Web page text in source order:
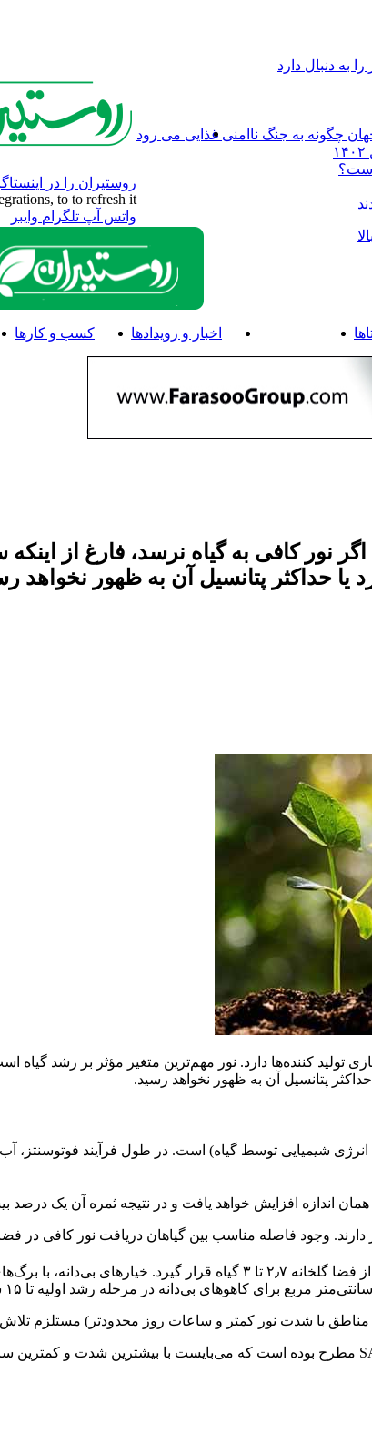
به دنبال دارد
چگونه به جنگ ناامنی غذایی می رود
اخبار و رویدادها کسب و کارها
نور کافی به گیاه نرسد، فارغ از
یا حداکثر پتانسیل آن به ظهور نخواهد
کننده‌ها دارد. نور مهم‌ترین متغیر مؤثر بر رشد گیاه
پتانسیل آن به ظهور نخواهد رسید.
به انرژی شیمیایی توسط گیاه) است. در طول فرآیند
اندازه افزایش خواهد یافت و در نتیجه ثمره آن یک درصد
دارند. وجود فاصله مناسب بین گیاهان دریافت نور کافی در
بوته‌های گوجه‌فرنگی به نحوی هرس می‌شوند که در هر متر مربع از فضا
مناطق با شدت نور کمتر و ساعات روز محدودتر) مستلزم
روستیران را در
to to refresh it.
واتس آپ تلگرام وایبر